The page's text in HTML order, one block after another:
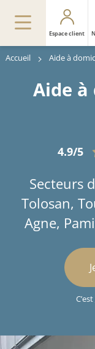
Espace client
Accueil Aide à
Aide à
4.9/5
Secteurs
Tolosan,
Agne,